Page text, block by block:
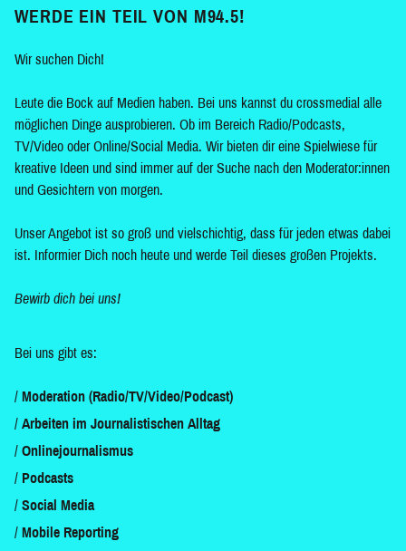
WERDE EIN TEIL VON M94.5!
Wir suchen Dich!
Leute die Bock auf Medien haben. Bei uns kannst du crossmedial alle
möglichen Dinge ausprobieren. Ob im Bereich Radio/Podcasts,
TV/Video oder Online/Social Media. Wir bieten dir eine Spielwiese für
kreative Ideen und sind immer auf der Suche nach den Moderator:innen
und Gesichtern von morgen.
Unser Angebot ist so groß und vielschichtig, dass für jeden etwas dabei
ist. Informier Dich noch heute und werde Teil dieses großen Projekts.
Bewirb dich bei uns!
Bei uns gibt es:
Moderation (Radio/TV/Video/Podcast)
Arbeiten im Journalistischen Alltag
Onlinejournalismus
Podcasts
Social Media
Mobile Reporting